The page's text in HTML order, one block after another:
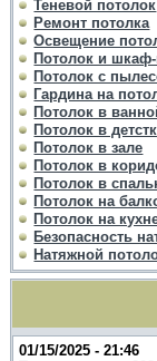
Теневой потолок
Ремонт потолка
Освещение
Потолок и шкаф-
Потолок с
Гардина на
Потолок в
Потолок в
Потолок в зале
Потолок в
Потолок в
Потолок на
Потолок на
Безопасность
Натяжной
01/15/2025 - 21:46